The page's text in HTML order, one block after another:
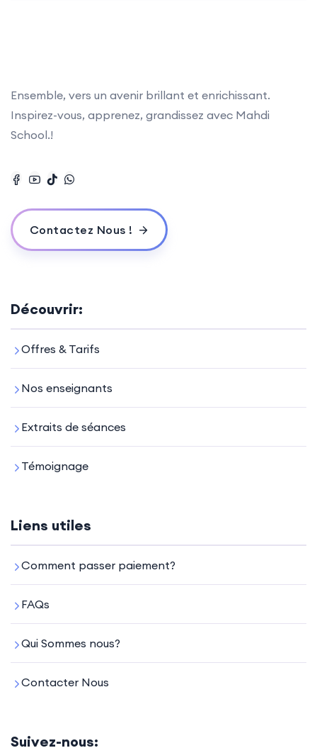
Ensemble, vers un avenir brillant et enrichissant.
Inspirez-vous, apprenez, grandissez avec Mahdi
School.!
Contactez Nous !
Découvrir:
Offres & Tarifs
Nos enseignants
Extraits de séances
Témoignage
Liens utiles
Comment passer paiement?
FAQs
Qui Sommes nous?
Contacter Nous
Suivez-nous: